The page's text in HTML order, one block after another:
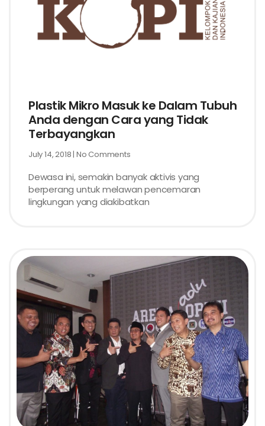
Plastik Mikro Masuk ke Dalam Tubuh
Anda dengan Cara yang Tidak
Terbayangkan
July 14, 2018 No Comments
Dewasa ini, semakin banyak aktivis yang
berperang untuk melawan pencemaran
lingkungan yang diakibatkan